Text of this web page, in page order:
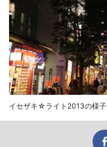
イセザキ☆ライト2013の様子